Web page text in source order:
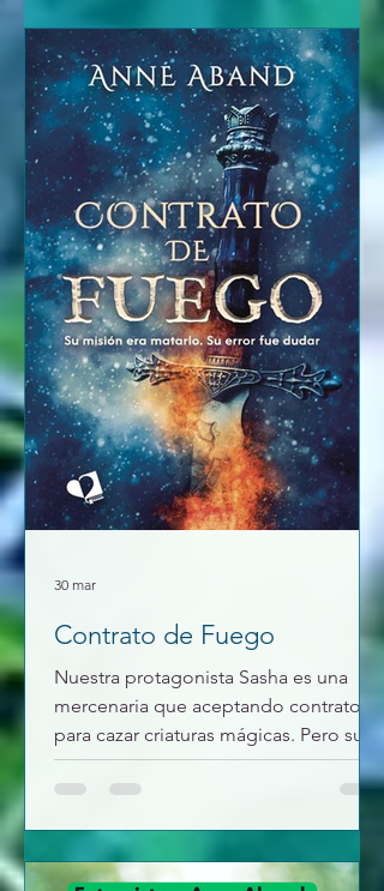
algún momento, por injusticias,
violaciones, maltratos, que es donde
surge toda la historia, pero dentro de
tanta oscuridad podrán encontrar algo
de luz en su mundo. Sus parejas serán
su perdición o su salvación. Son libros
que
Contrato de Fuego
Nuestra protagonista Sasha es una
mercenaria que aceptando contratos,
para cazar criaturas mágicas. Pero su
nueva misión lo cambia todo: Kael un
brujo que conoció en su pasado, y
será capaz de cumplir su misión o
morirá si no lo consigue pues el
30 mar